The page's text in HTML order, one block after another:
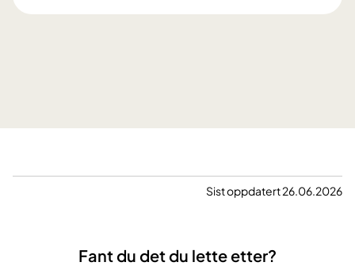
t
k
Sist oppdatert 26.06.2026
Fant du det du lette etter?